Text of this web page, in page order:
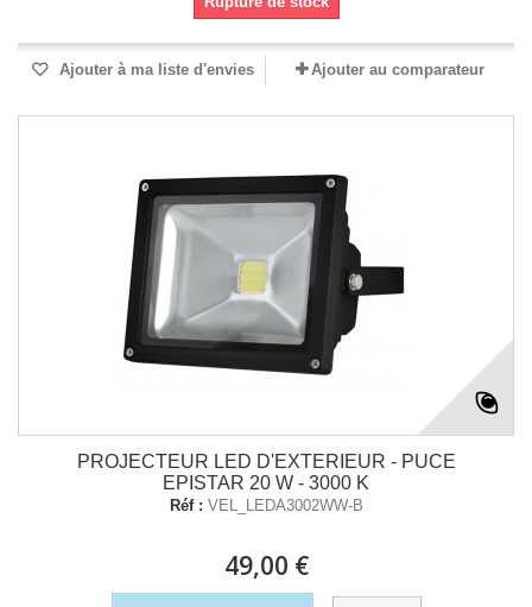
Ajouter à ma liste d'envies Ajouter au comparateur
PROJECTEUR LED D'EXTERIEUR - PUCE
EPISTAR 20 W - 3000 K
Réf : VEL_LEDA3002WW-B
49,00 €